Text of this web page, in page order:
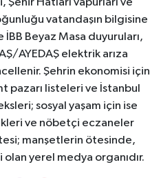
Hatları vapurları ve
vatandaşın bilgisine
Beyaz Masa duyuruları,
AYEDAŞ elektrik arıza
Şehrin ekonomisi için
pazarı listeleri ve İstanbul
sosyal yaşam için ise
ve nöbetçi eczaneler
manşetlerin ötesinde,
olan yerel medya organıdır.